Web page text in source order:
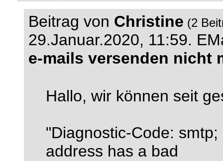
Beitrag von Christine (2
29.Januar.2020, 11:59.
e-mails versenden nicht
Hallo, wir können seit
"Diagnostic-Code:
address has a bad